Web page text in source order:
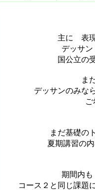
主に 表
デッサ
国公立の
ま
デッサンのみ
まだ基礎の
夏期講習の
期間内
コース２と同じ課題